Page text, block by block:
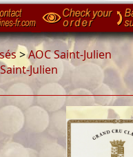
>AOC Saint-Julien
Julien